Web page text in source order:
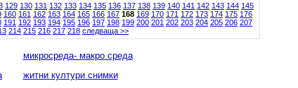
129 130 131 132 133 134 135 136 137 138 139 140 141 142 143 144 145
160 161 162 163 164 165 166 167 168 169 170 171 172 173 174 175 176
191 192 193 194 195 196 197 198 199 200 201 202 203 204 205 206 207
214 215 216 217 218 следваща >>
микросреда- макро среда
житни култури снимки